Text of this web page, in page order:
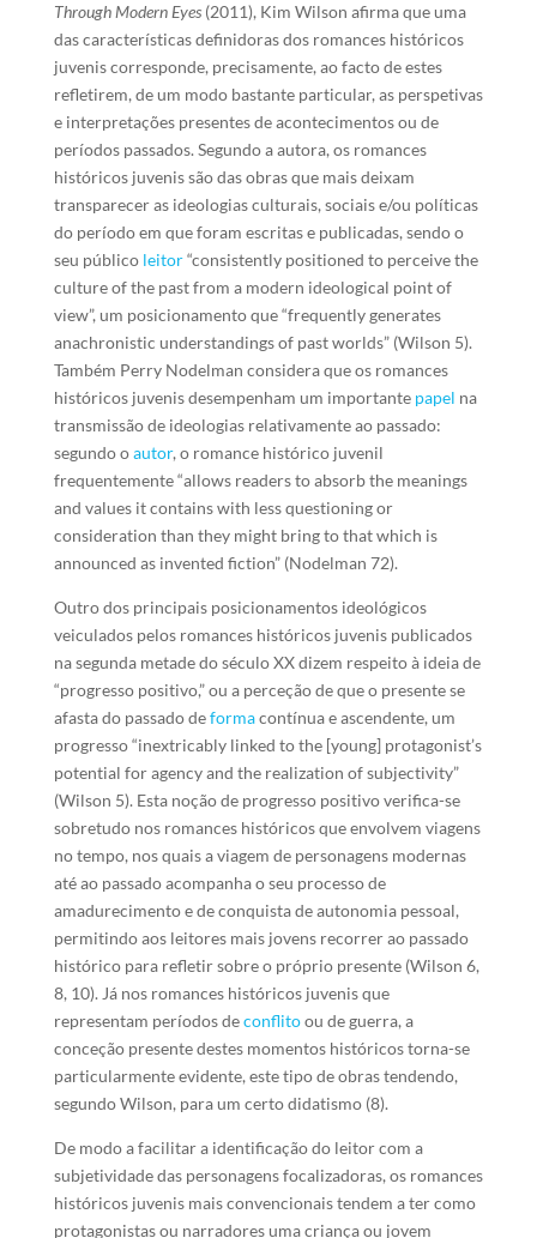
Through Modern Eyes(2011), Kim Wilson afirma que uma
das características definidoras dos romances históricos
juvenis corresponde, precisamente, ao facto de estes
refletirem, de um modo bastante particular, as perspetivas
e interpretações presentes de acontecimentos ou de
períodos passados. Segundo a autora, os romances
históricos juvenis são das obras que mais deixam
transparecer as ideologias culturais, sociais e/ou políticas
do período em que foram escritas e publicadas, sendo o
seu público leitor“consistently positioned to perceive the
culture of the past from a modern ideological point of
view”, um posicionamento que “frequently generates
anachronistic understandings of past worlds” (Wilson 5).
Também Perry Nodelman considera que os romances
históricos juvenis desempenham um importante papel na
transmissão de ideologias relativamente ao passado:
segundo oautor, o romance histórico juvenil
frequentemente “allows readers to absorb the meanings
and values it contains with less questioning or
consideration than they might bring to that which is
announced as invented fiction” (Nodelman 72).
Outro dos principais posicionamentos ideológicos
veiculados pelos romances históricos juvenis publicados
na segunda metade do século XX dizem respeito à ideia de
“progresso positivo,” ou a perceção de que o presente se
afasta do passado deformacontínua e ascendente, um
progresso “inextricably linked to the [young] protagonist’s
potential for agency and the realization of subjectivity”
(Wilson 5). Esta noção de progresso positivo verifica-se
sobretudo nos romances históricos que envolvem viagens
no tempo, nos quais a viagem de personagens modernas
até ao passado acompanha o seu processo de
amadurecimento e de conquista de autonomia pessoal,
permitindo aos leitores mais jovens recorrer ao passado
histórico para refletir sobre o próprio presente (Wilson 6,
8, 10). Já nos romances históricos juvenis que
representam períodos deconflitoou de guerra, a
conceção presente destes momentos históricos torna-se
particularmente evidente, este tipo de obras tendendo,
segundo Wilson, para um certo didatismo (8).
De modo a facilitar a identificação do leitor com a
subjetividade das personagens focalizadoras, os romances
históricos juvenis mais convencionais tendem a ter como
protagonistas ou narradores uma criança ou jovem